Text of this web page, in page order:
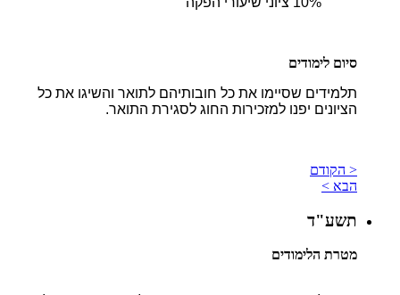
סיום לימודים
תלמידים שסיימו את כל חובותיהם לתואר והשיגו את כל
הציונים יפנו למזכירות החוג לסגירת התואר.
< הקודם
הבא >
תשע"ד
מטרת הלימודים